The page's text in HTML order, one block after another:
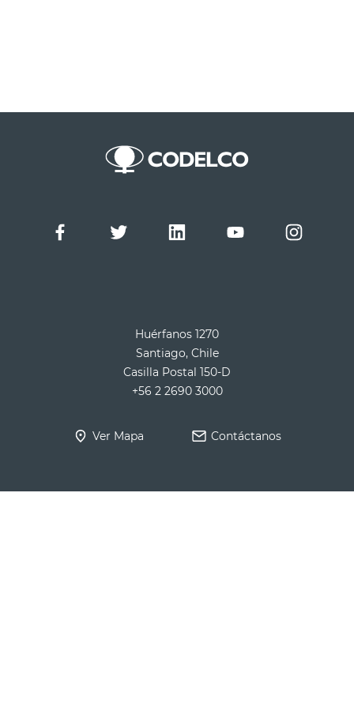
Huérfanos 1270
Santiago, Chile
Casilla Postal 150-D
+56 2 2690 3000
Ver Mapa Contáctanos